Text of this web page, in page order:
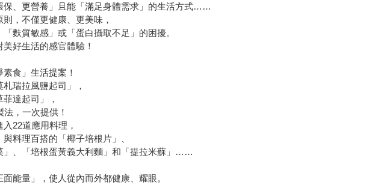
保、更營養」且能「滿足身體需求」的生活方式……
，不僅更健康、更美味，
麩質敏感」或「蛋白攝取不足」的困擾。
好生活的感官體驗！
食」生活提案！
瑞拉風鹽起司」，
達起司」，
，一次提供！
22道應用料理，
料理百搭的「椰子培根片」、
」、「培根蛋黃義大利麵」和「提拉米蘇」……
能量」，使人從內而外都健康、耀眼。